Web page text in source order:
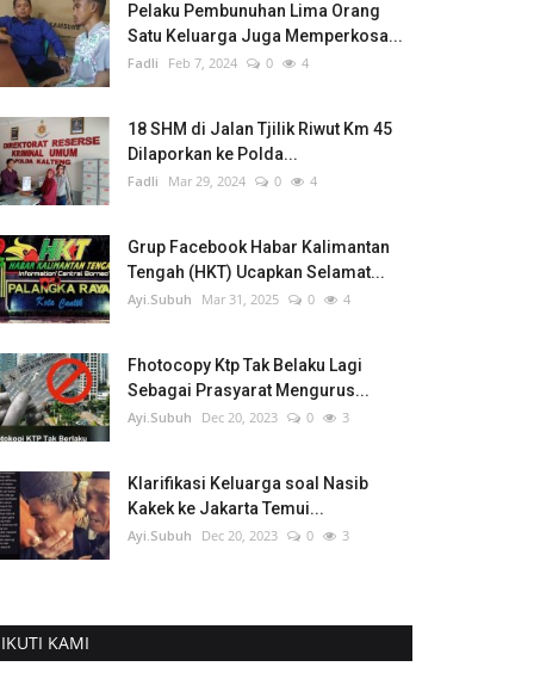
Pelaku Pembunuhan Lima Orang
Satu Keluarga Juga Memperkosa...
Fadli Feb 7, 2024 0 4
18 SHM di Jalan Tjilik Riwut Km 45
Dilaporkan ke Polda...
Fadli Mar 29, 2024 0 4
Grup Facebook Habar Kalimantan
Tengah (HKT) Ucapkan Selamat...
Ayi.Subuh Mar 31, 2025 0 4
Fhotocopy Ktp Tak Belaku Lagi
Sebagai Prasyarat Mengurus...
Ayi.Subuh Dec 20, 2023 0 3
Klarifikasi Keluarga soal Nasib
Kakek ke Jakarta Temui...
Ayi.Subuh Dec 20, 2023 0 3
IKUTI KAMI